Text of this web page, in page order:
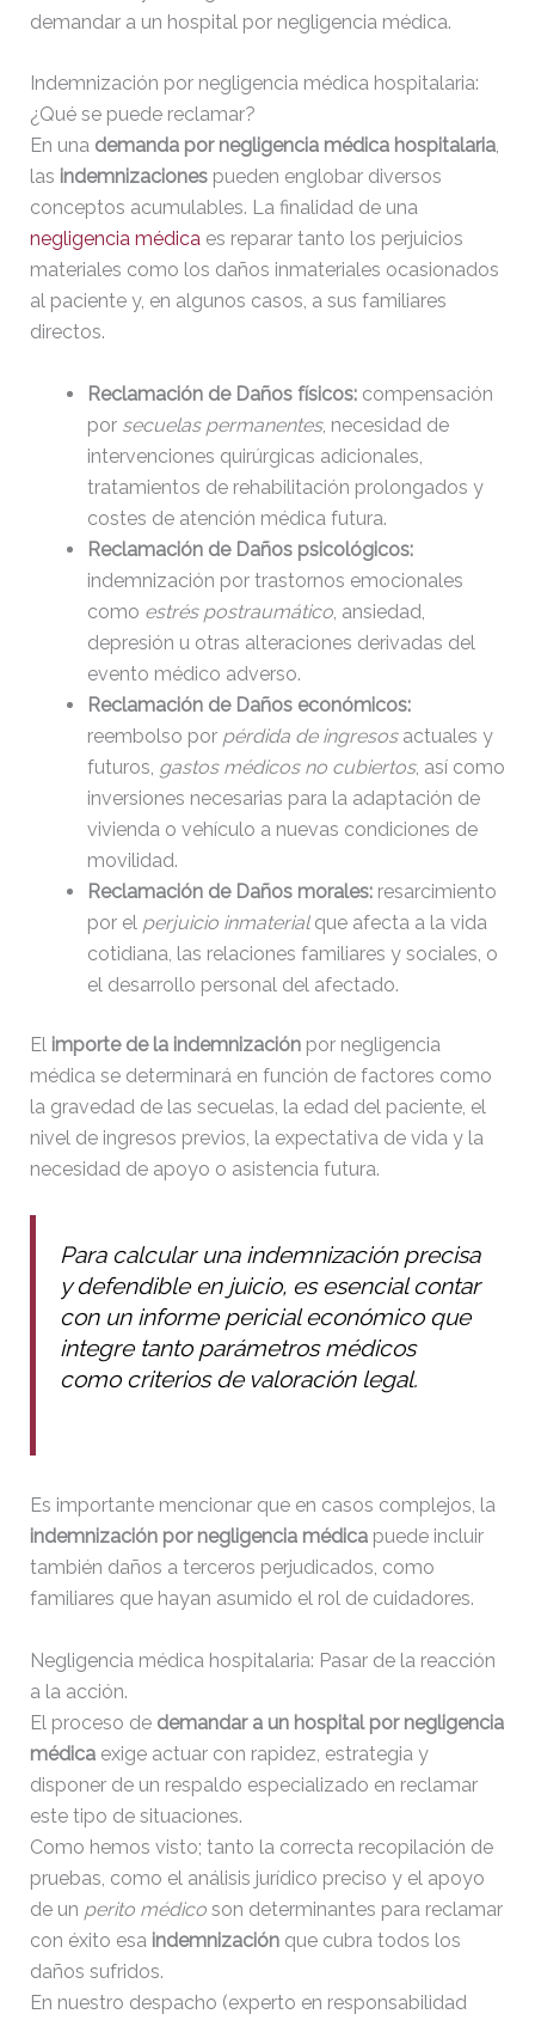
demandar a un hospital por negligencia médica.
Indemnización por negligencia médica hospitalaria:
¿Qué se puede reclamar?
En una demanda por negligencia médica hospitalaria,
las indemnizacionespueden englobar diversos
conceptos acumulables. La finalidad de una
negligencia médicaes reparar tanto los perjuicios
materiales como los daños inmateriales ocasionados
al paciente y, en algunos casos, a sus familiares
directos.
Reclamación de Daños físicos:compensación
por secuelas permanentes, necesidad de
intervenciones quirúrgicas adicionales,
tratamientos de rehabilitación prolongados y
costes de atención médica futura.
Reclamación de Daños psicológicos:
indemnización por trastornos emocionales
como estrés postraumático, ansiedad,
depresión u otras alteraciones derivadas del
evento médico adverso.
Reclamación de Daños económicos:
reembolso por pérdida de ingresosactuales y
futuros, gastos médicos no cubiertos, así como
inversiones necesarias para la adaptación de
vivienda o vehículo a nuevas condiciones de
movilidad.
Reclamación de Daños morales:resarcimiento
por el perjuicio inmaterialque afecta a la vida
cotidiana, las relaciones familiares y sociales, o
el desarrollo personal del afectado.
El importe de la indemnizaciónpor negligencia
médica se determinará en función de factores como
la gravedad de las secuelas, la edad del paciente, el
nivel de ingresos previos, la expectativa de vida y la
necesidad de apoyo o asistencia futura.
Para calcular una indemnización precisa
y defendible en juicio, es esencial contar
con un informe pericial económicoque
integre tanto parámetros médicos
como criterios de valoración legal.
Es importante mencionar que en casos complejos, la
indemnización por negligencia médicapuede incluir
también daños a terceros perjudicados, como
familiares que hayan asumido el rol de cuidadores.
Negligencia médica hospitalaria: Pasar de la reacción
a la acción.
El proceso de demandar a un hospital por negligencia
médicaexige actuar con rapidez, estrategia y
disponer de un respaldo especializado en reclamar
este tipo de situaciones.
Como hemos visto; tanto la correcta recopilación de
pruebas, como el análisis jurídico preciso y el apoyo
de un perito médicoson determinantes para reclamar
con éxito esa indemnizaciónque cubra todos los
daños sufridos.
En nuestro despacho (experto en responsabilidad